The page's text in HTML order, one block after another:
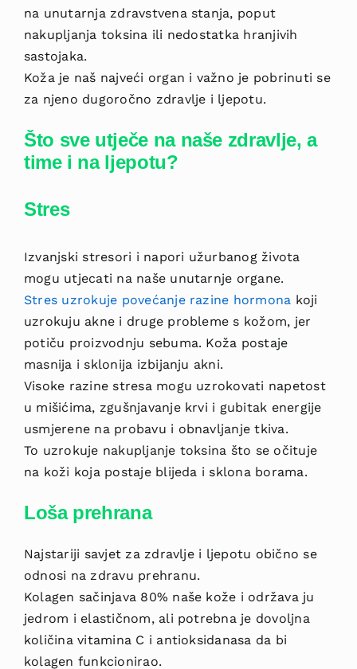
na unutarnja zdravstvena stanja, poput
nakupljanja toksina ili nedostatka hranjivih
sastojaka.
Koža je naš najveći organ i važno je pobrinuti se
za njeno dugoročno zdravlje i ljepotu.
Što sve utječe na naše zdravlje, a
time i na ljepotu?
Stres
Izvanjski stresori i napori užurbanog života
mogu utjecati na naše unutarnje organe.
Stres uzrokuje povećanje razine hormona koji
uzrokuju akne i druge probleme s kožom, jer
potiču proizvodnju sebuma. Koža postaje
masnija i sklonija izbijanju akni.
Visoke razine stresa mogu uzrokovati napetost
u mišićima, zgušnjavanje krvi i gubitak energije
usmjerene na probavu i obnavljanje tkiva.
To uzrokuje nakupljanje toksina što se očituje
na koži koja postaje blijeda i sklona borama.
Loša prehrana
Najstariji savjet za zdravlje i ljepotu obično se
odnosi na zdravu prehranu.
Kolagen sačinjava 80% naše kože i održava ju
jedrom i elastičnom, ali potrebna je dovoljna
količina vitamina C i antioksidanasa da bi
kolagen funkcionirao.